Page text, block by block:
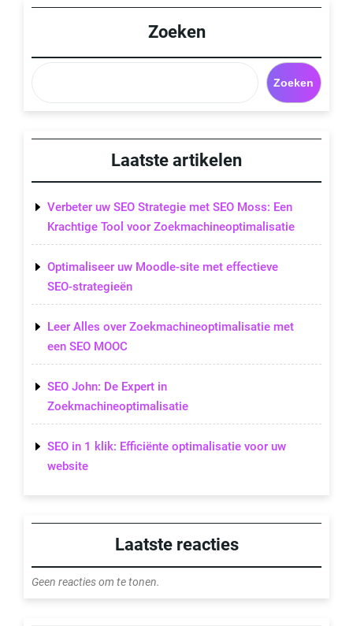
Post
Zoeken
Zoeken
Laatste artikelen
Verbeter uw SEO Strategie met SEO Moss: Een
Krachtige Tool voor Zoekmachineoptimalisatie
Optimaliseer uw Moodle-site met effectieve
SEO-strategieën
Leer Alles over Zoekmachineoptimalisatie met
een SEO MOOC
SEO John: De Expert in
Zoekmachineoptimalisatie
SEO in 1 klik: Efficiënte optimalisatie voor uw
website
Laatste reacties
Geen reacties om te tonen.